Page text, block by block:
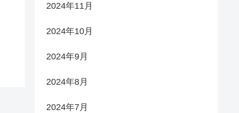
2024年11月
2024年10月
2024年9月
2024年8月
2024年7月